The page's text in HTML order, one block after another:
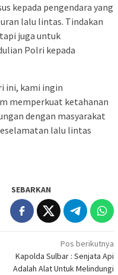
kepada pengendara yang
lalu lintas. Tindakan
juga untuk
Polri kepada
ini, kami ingin
memperkuat ketahanan
dengan masyarakat
lalu lintas
SEBARKAN
Pos berikutnya
Kapolda Sulbar : Senjata Api
Adalah Alat Untuk Melindungi